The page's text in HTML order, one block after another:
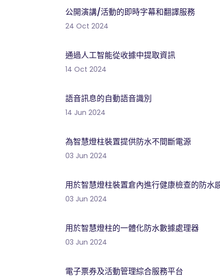
公開演講/活動的即時字幕和翻譯服務
24 Oct 2024
通過人工智能從收據中提取資訊
14 Oct 2024
語音訊息的自動語音識別
14 Jun 2024
為智慧燈柱裝置提供防水不間斷電源
03 Jun 2024
用於智慧燈柱裝置倉內進行健康檢查的防水
03 Jun 2024
用於智慧燈柱的一體化防水數據處理器
03 Jun 2024
電子票券及活動管理綜合服務平台